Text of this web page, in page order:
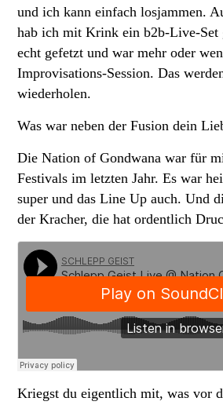
und ich kann einfach losjammen.
hab ich mit Krink ein b2b-Live-Set
echt gefetzt und war mehr oder
Improvisations-Session. Das
wiederholen.
Was war neben der Fusion dein
Die Nation of Gondwana war für
Festivals im letzten Jahr. Es war
super und das Line Up auch. Und
der Kracher, die hat ordentlich
Kriegst du eigentlich mit, was vor